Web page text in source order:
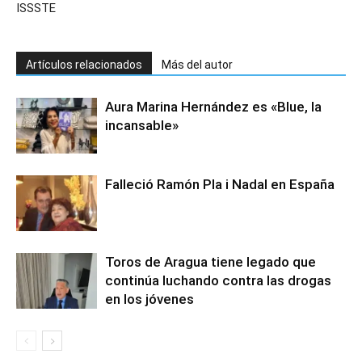
ISSSTE
Artículos relacionados Más del autor
Aura Marina Hernández es «Blue, la
incansable»
Falleció Ramón Pla i Nadal en España
Toros de Aragua tiene legado que
continúa luchando contra las drogas
en los jóvenes